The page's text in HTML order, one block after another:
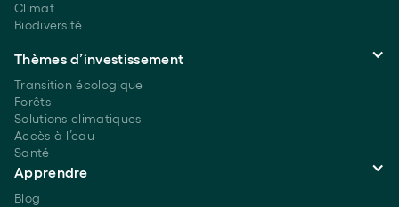
Climat
Biodiversité
Thèmes d’investissement
Transition écologique
Forêts
Solutions climatiques
Accès à l’eau
Santé
Apprendre
Blog